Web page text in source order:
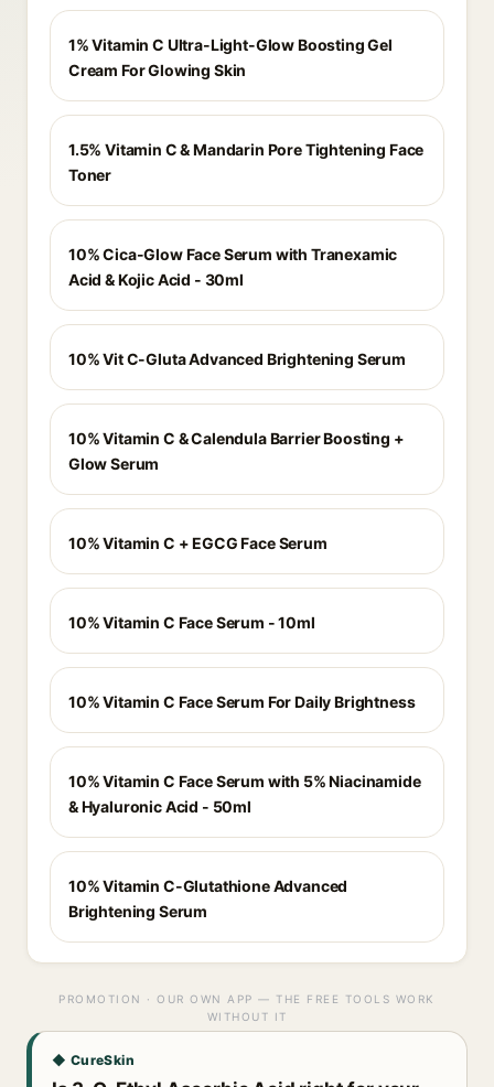
1% Vitamin C Ultra-Light-Glow Boosting Gel
Cream For Glowing Skin
1.5% Vitamin C & Mandarin Pore Tightening Face
Toner
10% Cica-Glow Face Serum with Tranexamic
Acid & Kojic Acid - 30ml
10% Vit C-Gluta Advanced Brightening Serum
10% Vitamin C & Calendula Barrier Boosting +
Glow Serum
10% Vitamin C + EGCG Face Serum
10% Vitamin C Face Serum - 10ml
10% Vitamin C Face Serum For Daily Brightness
10% Vitamin C Face Serum with 5% Niacinamide
& Hyaluronic Acid - 50ml
10% Vitamin C-Glutathione Advanced
Brightening Serum
PROMOTION · OUR OWN APP — THE FREE TOOLS WORK
WITHOUT IT
◆ CureSkin